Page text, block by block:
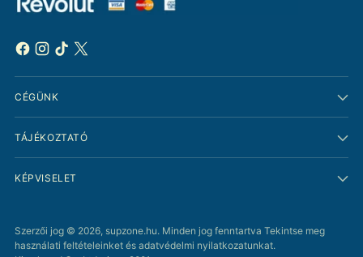
CÉGÜNK
TÁJÉKOZTATÓ
KÉPVISELET
Szerzői jog © 2026, supzone.hu. Minden jog fenntartva Tekintse meg
használati feltételeinket és adatvédelmi nyilatkozatunkat.